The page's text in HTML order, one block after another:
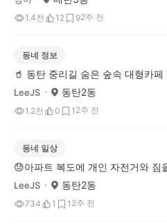
1.4천 12 92주 전
동네 정보
LeeJS 동탄2동
1.2천 0 1 2주 전
동네 일상
LeeJS 동탄2동
734 1 1 2주 전